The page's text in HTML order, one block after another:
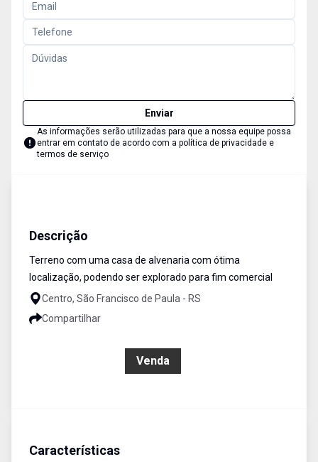
Enviar
As informações serão utilizadas para que a nossa equipe possa
entrar em contato de acordo com a política de privacidade e
termos de serviço
Descrição
Terreno com uma casa de alvenaria com ótima
localização, podendo ser explorado para fim comercial
Centro, São Francisco de Paula - RS
Compartilhar
Venda
Características